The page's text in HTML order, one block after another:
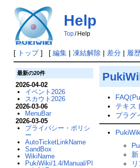
Help
Top/ Help
[ トップ] [ 編集| 凍結解除 | 差分| 履
テキス
プラグ
最新の20件
2026-04-02
イベント2026
スカウト2026
2026-03-06
MenuBar
2026-03-05
プライバシー・ポリシ
ー
AutoTicketLinkName
SandBox
WikiName
PukiWiki/1.4/Manual/Pl